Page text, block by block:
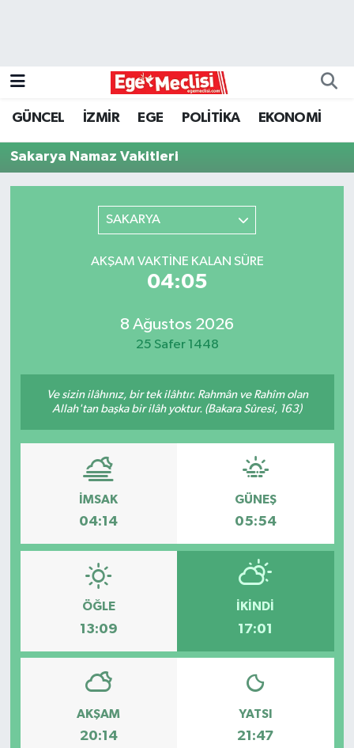
GÜNCEL İZMİR EGE POLİTİKA EKONOMİ
Sakarya Namaz Vakitleri
SAKARYA
AKŞAM VAKTINE KALAN SÜRE
04:05
8 Ağustos 2026
25 Safer 1448
Ve sizin ilâhınız, bir tek ilâhtır. Rahmân ve Rahîm olan
Allah'tan başka bir ilâh yoktur. (Bakara Sûresi, 163)
İMSAK
04:14
GÜNEŞ
05:54
ÖĞLE
13:09
İKINDI
17:01
AKŞAM
20:14
YATSI
21:47
GÜNCEL
ÖZEL HABER
POLİTİKA